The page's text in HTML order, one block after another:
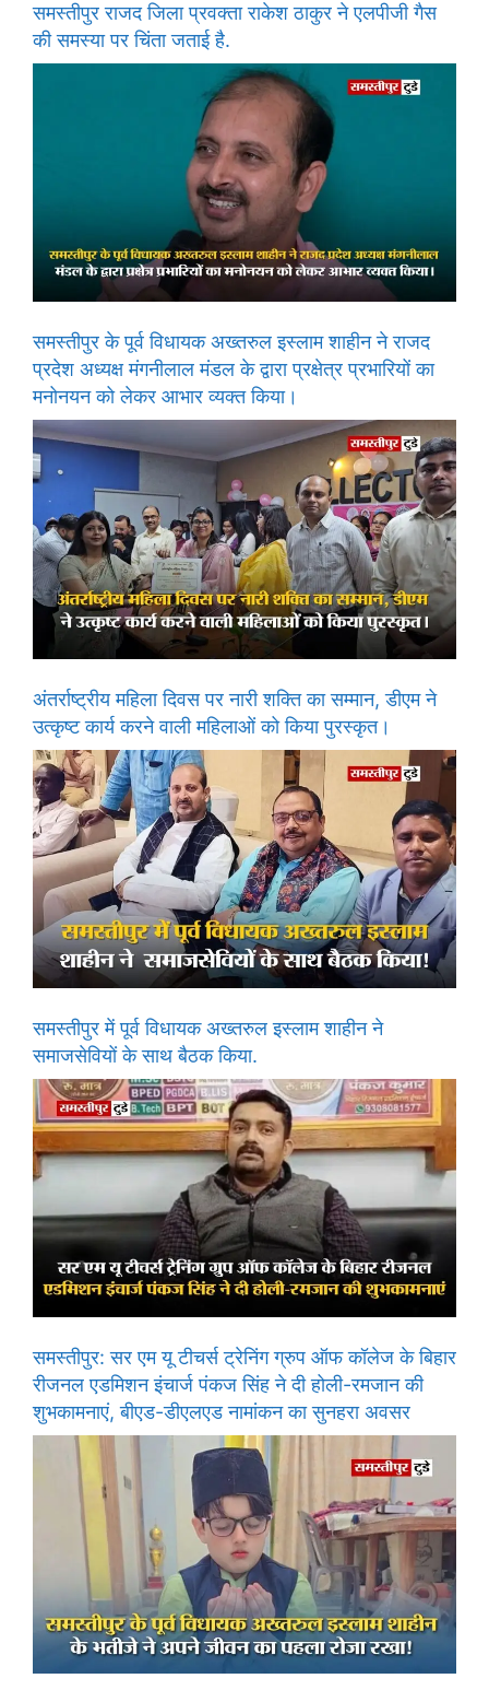
समस्तीपुर राजद जिला प्रवक्ता राकेश ठाकुर ने एलपीजी गैस
की समस्या पर चिंता जताई है.
समस्तीपुर के पूर्व विधायक अख्तरुल इस्लाम शाहीन ने राजद
प्रदेश अध्यक्ष मंगनीलाल मंडल के द्वारा प्रक्षेत्र प्रभारियों का
मनोनयन को लेकर आभार व्यक्त किया।
अंतर्राष्ट्रीय महिला दिवस पर नारी शक्ति का सम्मान, डीएम ने
उत्कृष्ट कार्य करने वाली महिलाओं को किया पुरस्कृत।
समस्तीपुर में पूर्व विधायक अख्तरुल इस्लाम शाहीन ने
समाजसेवियों के साथ बैठक किया.
समस्तीपुर: सर एम यू टीचर्स ट्रेनिंग ग्रुप ऑफ कॉलेज के बिहार
रीजनल एडमिशन इंचार्ज पंकज सिंह ने दी होली-रमजान की
शुभकामनाएं, बीएड-डीएलएड नामांकन का सुनहरा अवसर